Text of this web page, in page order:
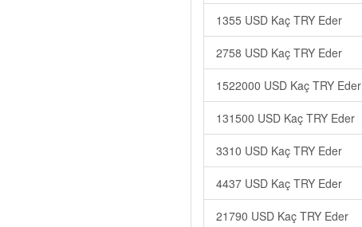
1355 USD Kaç TRY Eder
2758 USD Kaç TRY Eder
1522000 USD Kaç TRY Eder
131500 USD Kaç TRY Eder
3310 USD Kaç TRY Eder
4437 USD Kaç TRY Eder
21790 USD Kaç TRY Eder